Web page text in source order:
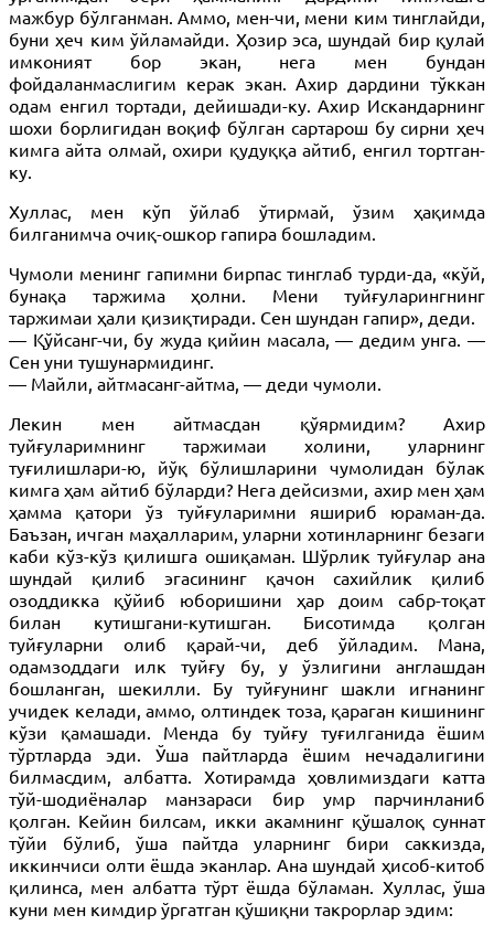
мажбур бўлганман. Аммо, мен-чи, мени ким тинглайди,
буни ҳеч ким ўйламайди. Ҳозир эса, шундай бир қулай
имконият бор экан, нега мен бундан
фойдаланмаслигим керак экан. Ахир дардини тўккан
одам енгил тортади, дейишади-ку. Ахир Искандарнинг
шохи борлигидан воқиф бўлган сартарош бу сирни ҳеч
кимга айта олмай, охири қудуққа айтиб, енгил тортган-
ку.
Хуллас, мен кўп ўйлаб ўтирмай, ўзим ҳақимда
билганимча очиқ-ошкор гапира бошладим.
Чумоли менинг гапимни бирпас тинглаб турди-да, «кўй,
бунақа таржима ҳолни. Мени туйғуларингнинг
таржимаи ҳали қизиқтиради. Сен шундан гапир», деди.
— Қўйсанг-чи, бу жуда қийин масала, — дедим унга. —
Сен уни тушунармидинг.
— Майли, айтмасанг-айтма, — деди чумоли.
Лекин мен айтмасдан қўярмидим? Ахир
туйғуларимнинг таржимаи холини, уларнинг
туғилишлари-ю, йўқ бўлишларини чумолидан бўлак
кимга ҳам айтиб бўларди? Нега дейсизми, ахир мен ҳам
ҳамма қатори ўз туйғуларимни яшириб юраман-да.
Баъзан, ичган маҳалларим, уларни хотинларнинг безаги
каби кўз-кўз қилишга ошиқаман. Шўрлик туйғулар ана
шундай қилиб эгасининг қачон сахийлик қилиб
озоддикка қўйиб юборишини ҳар доим сабр-тоқат
билан кутишгани-кутишган. Бисотимда қолган
туйғуларни олиб қарай-чи, деб ўйладим. Мана,
одамзоддаги илк туйғу бу, у ўзлигини англашдан
бошланган, шекилли. Бу туйғунинг шакли игнанинг
учидек келади, аммо, олтиндек тоза, қараган кишининг
кўзи қамашади. Менда бу туйғу туғилганида ёшим
тўртларда эди. Ўша пайтларда ёшим нечадалигини
билмасдим, албатта. Хотирамда ҳовлимиздаги катта
тўй-шодиёналар манзараси бир умр парчинланиб
қолган. Кейин билсам, икки акамнинг қўшалоқ суннат
тўйи бўлиб, ўша пайтда уларнинг бири саккизда,
иккинчиси олти ёшда эканлар. Ана шундай ҳисоб-китоб
қилинса, мен албатта тўрт ёшда бўламан. Хуллас, ўша
куни мен кимдир ўргатган қўшиқни такрорлар эдим: